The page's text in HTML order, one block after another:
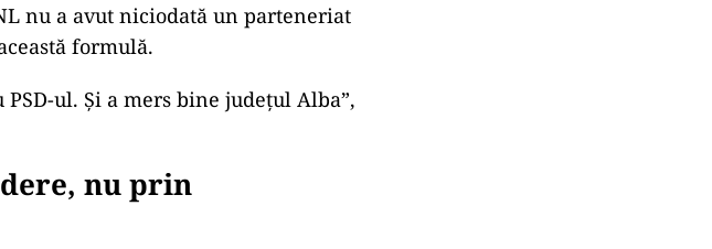
nu a avut niciodată un parteneriat
formulă.
ul. Și a mers bine județul Alba”,
nu prin